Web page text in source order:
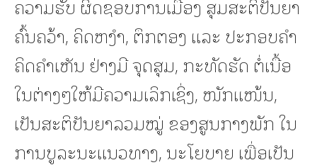
ຄວາມຮັບ ຜິດຊອບການເມືອງ ສຸມສະຕິປັນຍາ
ຄົ້ນຄວ້າ, ຄິດຫງໍາ, ຕຶກຕອງ ແລະ ປະກອບຄຳ
ຄິດຄຳເຫັນ ຢ່າງມີ ຈຸດສຸມ, ກະທັດຮັດ ຕໍ່ເນື້ອ
ໃນຕ່າງໆໃຫ້ມີຄວາມເລິກເຊິ່ງ, ໜັກແໜ້ນ,
ເປັນສະຕິປັນຍາລວມໝູ່ ຂອງສູນກາງພັກ ໃນ
ການບູລະນະແນວທາງ, ນະໂຍບາຍ ເພື່ອເປັນ